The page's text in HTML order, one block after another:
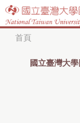
首頁
國立臺灣大